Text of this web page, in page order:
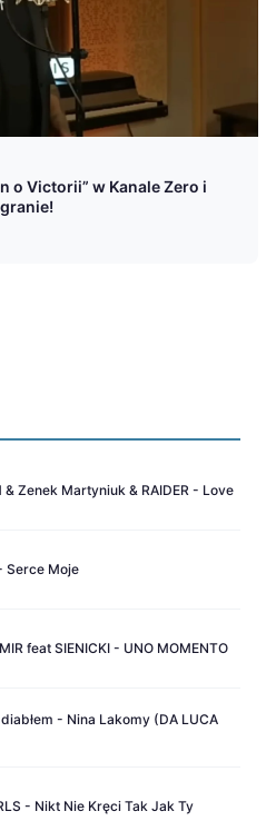
o Victorii” w Kanale Zero i
& Zenek Martyniuk & RAIDER - Love
Serce Moje
feat SIENICKI - UNO MOMENTO
- Nina Lakomy (DA LUCA
- Nikt Nie Kręci Tak Jak Ty